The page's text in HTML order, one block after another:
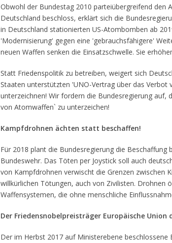
Obwohl der Bundestag 2010 parteiübergreifend den
Deutschland beschloss, erklärt sich die
in Deutschland stationierten US-Atombomben ab
'Modernisierung' gegen eine 'gebrauchsfähigere'
neuen Waffen senken die Einsatzschwelle. Sie
Statt Friedenspolitik zu betreiben, weigert sich
Staaten unterstützten 'UNO-Vertrag über das Verbot
unterzeichnen! Wir fordern die Bundesregierung auf,
von Atomwaffen` zu unterzeichen!
Kampfdrohnen ächten statt beschaffen!
Für 2018 plant die Bundesregierung die
Bundeswehr. Das Töten per Joystick soll auch
von Kampfdrohnen verwischt die Grenzen zwischen
willkürlichen Tötungen, auch von Zivilisten. Drohnen
Waffensystemen, die ohne menschliche
Der Friedensnobelpreisträger Europäische
Der im Herbst 2017 auf Ministerebene beschlossene